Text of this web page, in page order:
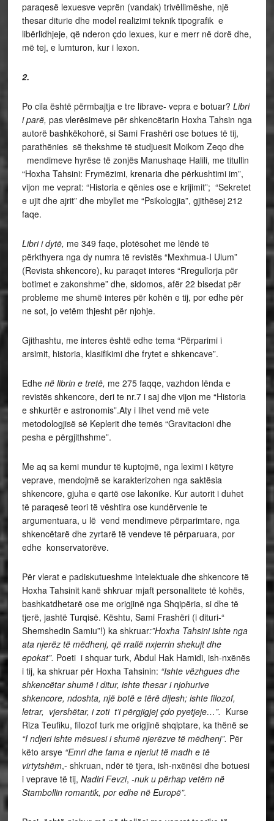
paraqesë lexuesve veprën (vandak) trivëllimëshe, një
thesar diturie dhe model realizimi teknik tipografik e
libërlidhjeje, që nderon çdo lexues, kur e merr në dorë dhe,
më tej, e lumturon, kur i lexon.
2.
Po cila është përmbajtja e tre librave- vepra e botuar? Libri
i parë, pas vlerësimeve për shkencëtarin Hoxha Tahsin nga
autorë bashkëkohorë, si Sami Frashëri ose botues të tij,
parathënies së thekshme të studjuesit Moikom Zeqo dhe
mendimeve hyrëse të zonjës Manushaqe Halili, me titullin
“Hoxha Tahsini: Frymëzimi, krenaria dhe përkushtimi im”,
vijon me veprat: “Historia e qënies ose e krijimit”; “Sekretet
e ujit dhe ajrit” dhe mbyllet me “Psikologjia”, gjithësej 212
faqe.
Libri i dytë, me 349 faqe, plotësohet me lëndë të
përkthyera nga dy numra të revistës “Mexhmua-I Ulum”
(Revista shkencore), ku paraqet interes “Rregullorja për
botimet e zakonshme” dhe, sidomos, afër 22 bisedat për
probleme me shumë interes për kohën e tij, por edhe për
ne sot, jo vetëm thjesht për njohje.
Gjithashtu, me interes është edhe tema “Përparimi i
arsimit, historia, klasifikimi dhe frytet e shkencave”.
Edhe në librin e tretë, me 275 faqqe, vazhdon lënda e
revistës shkencore, deri te nr.7 i saj dhe vijon me “Historia
e shkurtër e astronomis”.Aty i lihet vend më vete
metodologjisë së Keplerit dhe temës “Gravitacioni dhe
pesha e përgjithshme”.
Me aq sa kemi mundur të kuptojmë, nga leximi i këtyre
veprave, mendojmë se karakterizohen nga saktësia
shkencore, gjuha e qartë ose lakonike. Kur autorit i duhet
të paraqesë teori të vështira ose kundërvenie te
argumentuara, u lë vend mendimeve përparimtare, nga
shkencëtarë dhe zyrtarë të vendeve të përparuara, por
edhe konservatorëve.
Për vlerat e padiskutueshme intelektuale dhe shkencore të
Hoxha Tahsinit kanë shkruar mjaft personalitete të kohës,
bashkatdhetarë ose me origjinë nga Shqipëria, si dhe të
tjerë, jashtë Turqisë. Kështu, Sami Frashëri (i dituri-“
Shemshedin Samiu”!) ka shkruar:”Hoxha Tahsini ishte nga
ata njerëz të mëdhenj, që rrallë nxjerrin shekujt dhe
epokat”. Poeti i shquar turk, Abdul Hak Hamidi, ish-nxënës
i tij, ka shkruar për Hoxha Tahsinin: “Ishte vëzhgues dhe
shkencëtar shumë i ditur, ishte thesar i njohurive
shkencore, ndoshta, një botë e tërë dijesh; ishte filozof,
letrar, vjershëtar, i zoti t’i përgjigjej çdo pyetjeje…”. Kurse
Riza Teufiku, filozof turk me origjinë shqiptare, ka thënë se
“I ndjeri ishte mësuesi i shumë njerëzve të mëdhenj”. Për
këto arsye “Emri dhe fama e njeriut të madh e të
virtytshëm,- shkruan, ndër të tjera, ish-nxënësi dhe botuesi
i veprave të tij, Nadiri Fevzi, -nuk u përhap vetëm në
Stambollin romantik, por edhe në Europë”.